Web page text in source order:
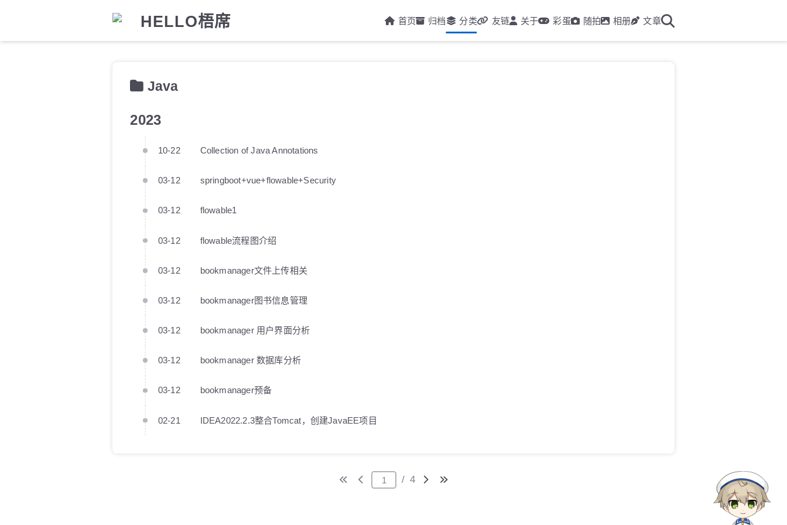
HELLO梧席 首页 归档 分类 友链 关于 彩蛋 随拍 相册 文章
Java
2023
10-22 Collection of Java Annotations
03-12 springboot+vue+flowable+Security
03-12 flowable1
03-12 flowable流程图介绍
03-12 bookmanager文件上传相关
03-12 bookmanager图书信息管理
03-12 bookmanager 用户界面分析
03-12 bookmanager 数据库分析
03-12 bookmanager预备
02-21 IDEA2022.2.3整合Tomcat，创建JavaEE项目
/ 4